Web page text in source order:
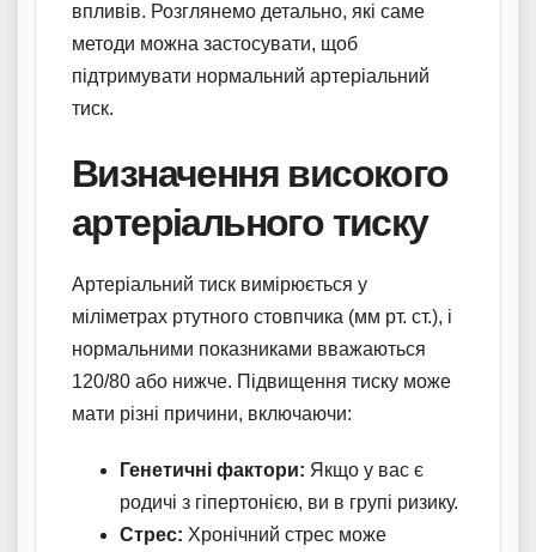
впливів. Розглянемо детально, які саме
методи можна застосувати, щоб
підтримувати нормальний артеріальний
тиск.
Визначення високого
артеріального тиску
Артеріальний тиск вимірюється у
міліметрах ртутного стовпчика (мм рт. ст.), і
нормальними показниками вважаються
120/80 або нижче. Підвищення тиску може
мати різні причини, включаючи:
Генетичні фактори: Якщо у вас є
родичі з гіпертонією, ви в групі ризику.
Стрес: Хронічний стрес може